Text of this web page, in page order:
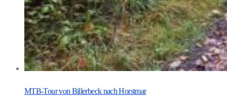
MTB-Tour von Billerbeck nach Horstmar